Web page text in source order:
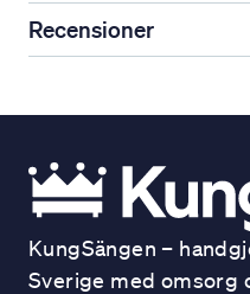
Recensioner
KungSängen –
Sverige med omsorg